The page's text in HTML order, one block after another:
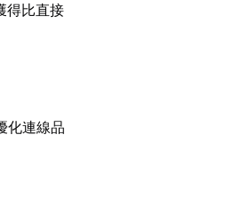
得比直接
化連線品